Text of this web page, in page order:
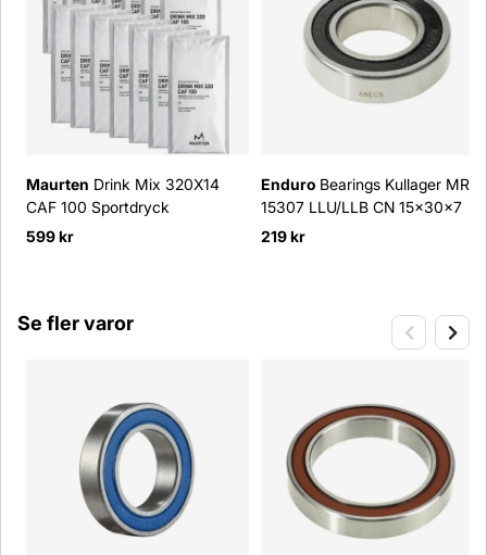
Maurten Drink Mix 320X14
CAF 100 Sportdryck
599 kr
Enduro Bearings Kullager MR
15307 LLU/LLB CN 15x30x7
219 kr
Se fler varor